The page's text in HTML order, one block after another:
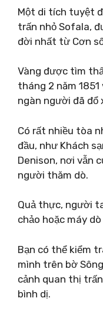
Một di tích tuyệt
trấn nhỏ Sofala,
đời nhất từ ​​Cơn
Vàng được tìm
tháng 2 năm
ngàn người đã đổ
Có rất nhiều tòa
đầu, như Khách
Denison, nơi vẫn
người thăm dò.
Quả thực, người
chảo hoặc máy
Bạn có thể kiểm
mình trên bờ
cảnh quan thị
bình dị.